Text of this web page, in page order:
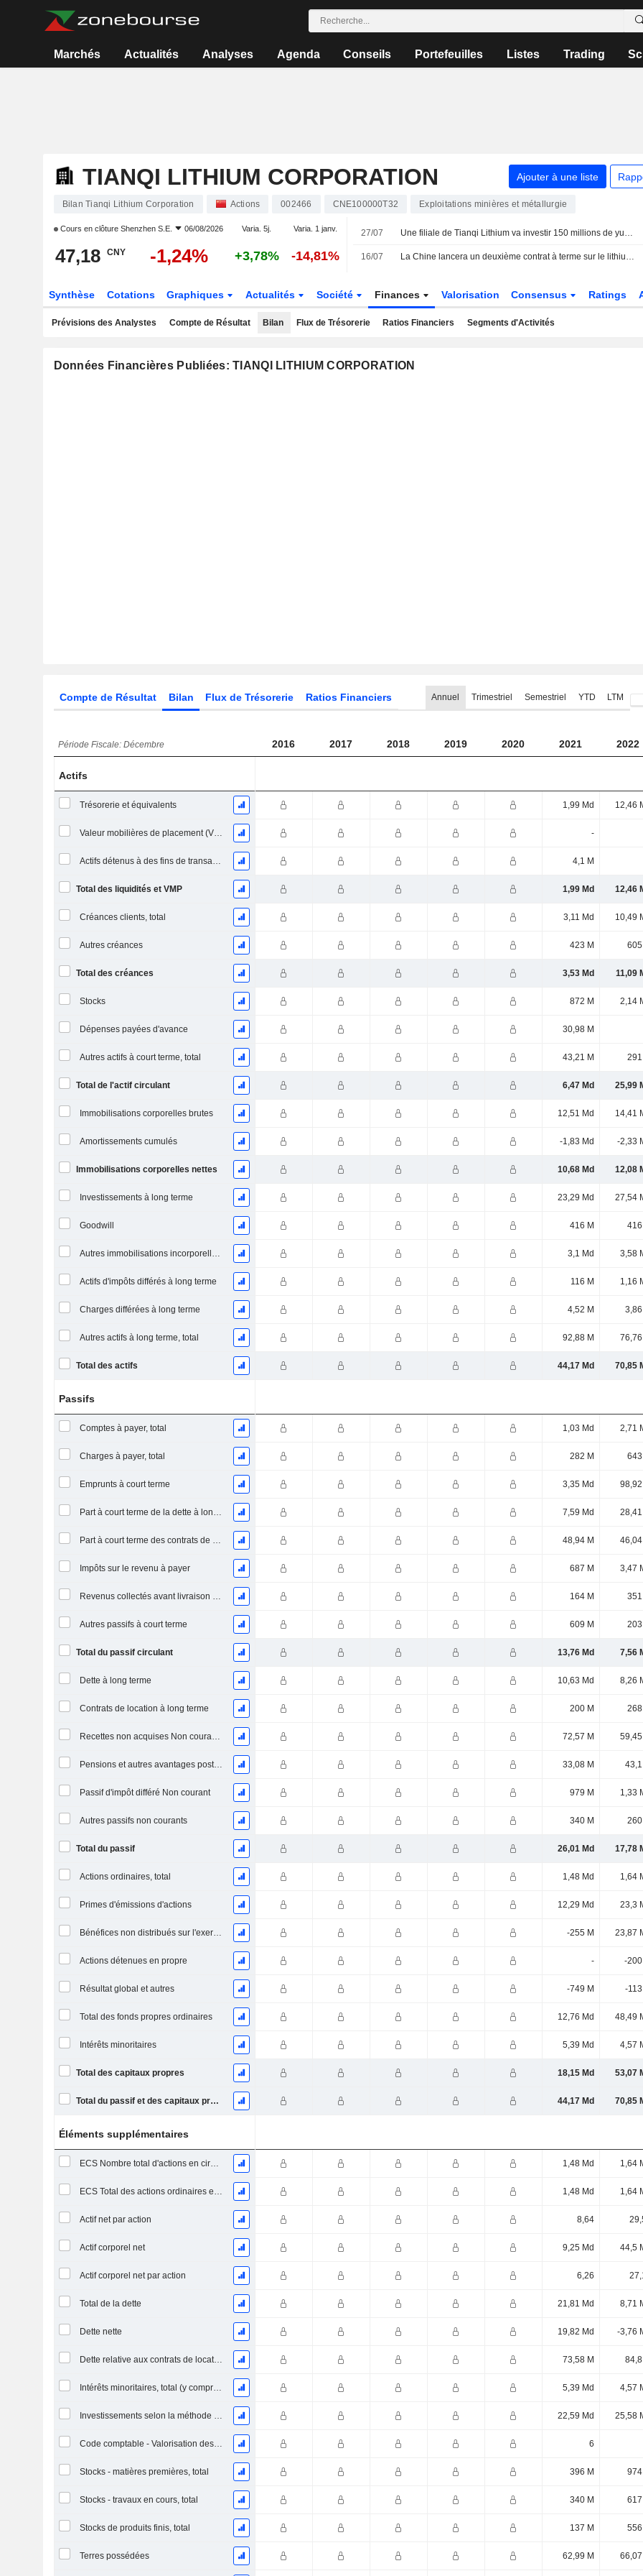
Marchés Actualités Analyses Agenda Conseils Portefeuilles Listes Trading
TIANQI LITHIUM CORPORATION Ajouter à une liste
Bilan Tianqi Lithium Corporation Actions 002466 CNE100000T32 Exploitations minières et métallurgie
Cours en clôture Shenzhen S.E. 06/08/2026 Varia. 5j. Varia. 1 janv.
47,18 CNY -1,24% +3,78% -14,81%
27/07 Une filiale de Tianqi Lithium va investir 150 millions de yuans dans Sunwoda Mobility
16/07 La Chine lancera un deuxième contrat à terme sur le lithium cette année pour accroître son pouvoir de fixation des prix, selon des sources
Synthèse Cotations Graphiques Actualités Société Finances Valorisation Consensus Ratings
Prévisions des Analystes Compte de Résultat Bilan Flux de Trésorerie Ratios Financiers Segments d'Activités
Données Financières Publiées: TIANQI LITHIUM CORPORATION
Compte de Résultat Bilan Flux de Trésorerie Ratios Financiers Annuel Trimestriel Semestriel YTD LTM
Période Fiscale: Décembre 2016 2017 2018 2019 2020 2021 2022
Actifs
Trésorerie et équivalents 1,99 Md 12,46
Valeur mobilières de placement (VMP) à court terme -
Actifs détenus à des fins de transaction Titres, totalActifs détenus à des fins de transactions (Trading), Total. 4,1 M
Total des liquidités et VMP 1,99 Md 12,46
Créances clients, total 3,11 Md 10,49
Autres créances 423 M 605
Total des créances 3,53 Md 11,09
Stocks 872 M 2,14
Dépenses payées d'avance 30,98 M
Autres actifs à court terme, total 43,21 M 291
Total de l'actif circulant 6,47 Md 25,99
Immobilisations corporelles brutes 12,51 Md 14,41
Amortissements cumulés -1,83 Md -2,33
Immobilisations corporelles nettes 10,68 Md 12,08
Investissements à long terme 23,29 Md 27,54
Goodwill 416 M 416
Autres immobilisations incorporelles, total 3,1 Md 3,58
Actifs d'impôts différés à long terme 116 M 1,16
Charges différées à long terme 4,52 M 3,86
Autres actifs à long terme, total 92,88 M 76,76
Total des actifs 44,17 Md 70,85
Passifs
Comptes à payer, total 1,03 Md 2,71
Charges à payer, total 282 M 643
Emprunts à court terme 3,35 Md 98,92
Part à court terme de la dette à long terme 7,59 Md 28,41
Part à court terme des contrats de location 48,94 M 46,04
Impôts sur le revenu à payer 687 M 3,47
Revenus collectés avant livraison du produit/service 164 M 351
Autres passifs à court terme 609 M 203
Total du passif circulant 13,76 Md 7,56
Dette à long terme 10,63 Md 8,26
Contrats de location à long terme 200 M 268
Recettes non acquises Non courantes 72,57 M 59,45
Pensions et autres avantages postérieurs à l'emploi 33,08 M 43,1
Passif d'impôt différé Non courant 979 M 1,33
Autres passifs non courants 340 M 260
Total du passif 26,01 Md 17,78
Actions ordinaires, total 1,48 Md 1,64
Primes d'émissions d'actions 12,29 Md 23,3
Bénéfices non distribués sur l'exercice -255 M 23,87
Actions détenues en propre - -200
Résultat global et autres -749 M -113
Total des fonds propres ordinaires 12,76 Md 48,49
Intérêts minoritaires 5,39 Md 4,57
Total des capitaux propres 18,15 Md 53,07
Total du passif et des capitaux propres 44,17 Md 70,85
Éléments supplémentaires
ECS Nombre total d'actions en circulation à la date de dépôt 1,48 Md 1,64
ECS Total des actions ordinaires en circulation 1,48 Md 1,64
Actif net par action 8,64
Actif corporel net 9,25 Md 44,5
Actif corporel net par action 6,26
Total de la dette 21,81 Md 8,71
Dette nette 19,82 Md -3,76
Dette relative aux contrats de location 73,58 M 84,8
Intérêts minoritaires, total (y compris la division financière) 5,39 Md 4,57
Investissements selon la méthode de la mise en équivalence, total 22,59 Md 25,58
Code comptable - Valorisation des stocks 6
Stocks - matières premières, total 396 M 974
Stocks - travaux en cours, total 340 M 617
Stocks de produits finis, total 137 M 556
Terres possédées 62,99 M 66,07